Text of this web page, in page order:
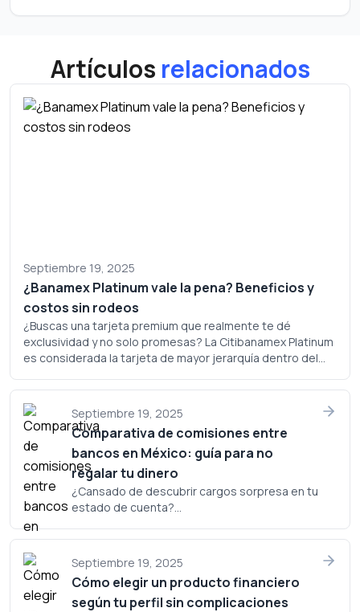
Artículos relacionados
Septiembre 19, 2025
¿Banamex Platinum vale la pena? Beneficios y
costos sin rodeos
¿Buscas una tarjeta premium que realmente te dé
exclusividad y no solo promesas? La Citibanamex Platinum
es considerada la tarjeta de mayor jerarquía dentro del
costo? Analicemos a fondo si este plástico merece un
lugar en tu cartera.Septiembre 19, 2025
Comparativa de comisiones entre
bancos en México: guía para no
regalar tu dinero
¿Cansado de descubrir cargos sorpresa en tu
estado de cuenta?...
Septiembre 19, 2025
Cómo elegir un producto financiero
según tu perfil sin complicaciones